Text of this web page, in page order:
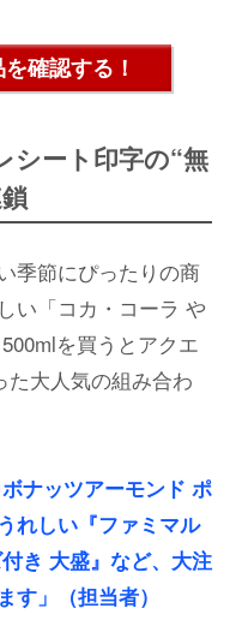
確認する！
シート印字の“無
季節にぴったりの商
しい「コカ・コーラ
を買うとアクエ
た大人気の組み合わ
ナッツアーモンド ポ
れしい『ファミマル
き 大盛』など、大注
す」（担当者）